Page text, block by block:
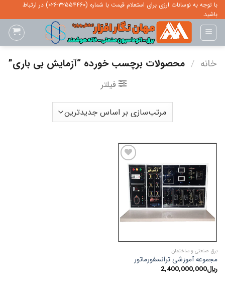
Skip
to
content
با توجه به نوسانات ارزی برای استعلام قیمت با شماره (۳۲۵۵۴۴۶۰-۰۲۶) در ارتباط
باشید.
خانه / محصولات برچسب خورده “آزمایش بی باری”
فیلتر
ADD TO
WISHLIST
برق صنعتی و ساختمان
مجموعه آموزشی ترانسفورماتور
﷼2,400,000,000